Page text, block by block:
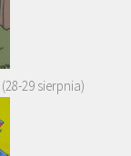
29 sierpnia)